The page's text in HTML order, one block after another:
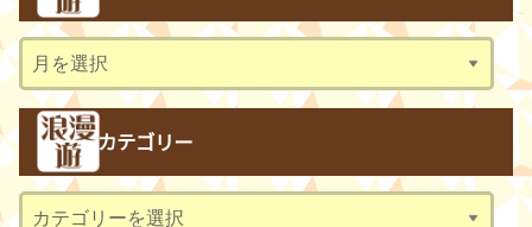
ー
イ
ブ
カテゴリー